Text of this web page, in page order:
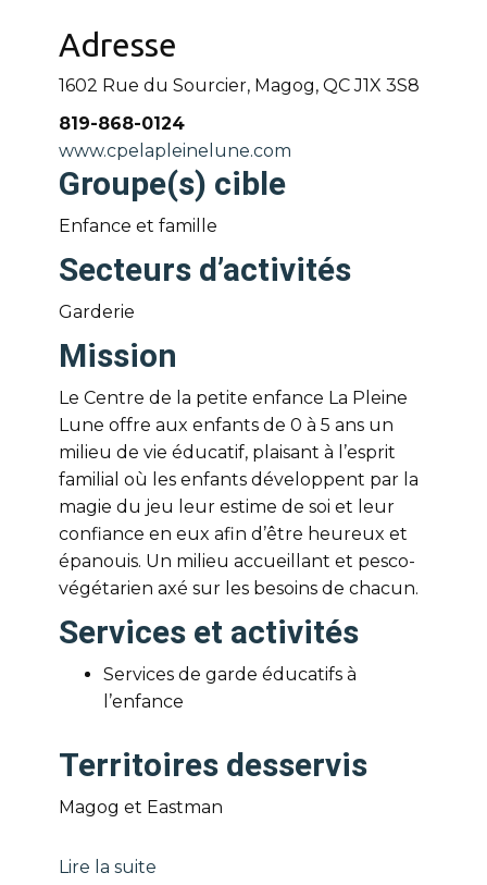
Adresse
1602 Rue du Sourcier, Magog, QCJ1X 3S8
819-868-0124
www.cpelapleinelune.com
Groupe(s) cible
Enfance et famille
Secteurs d’activités
Garderie
Mission
Le Centre de la petite enfance La Pleine
Lune offre aux enfants de 0 à 5 ans un
milieu de vie éducatif, plaisant à l’esprit
familial où les enfants développent par la
magie du jeu leur estime de soi et leur
confiance en eux afin d’être heureux et
épanouis. Un milieu accueillant et pesco-
végétarien axé sur les besoins de chacun.
Services et activités
Services de garde éducatifs à
l’enfance
Territoires desservis
Magog et Eastman
Lire la suite